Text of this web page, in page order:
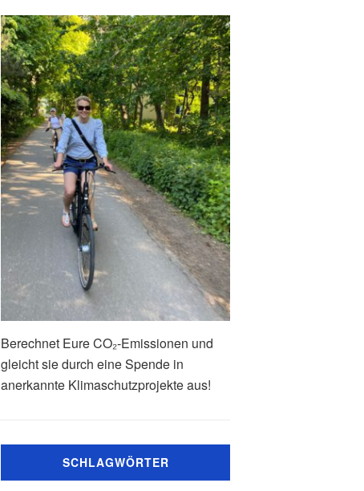
Berechnet Eure CO₂-Emissionen und
gleicht sie durch eine Spende in
anerkannte Klimaschutzprojekte aus!
SCHLAGWÖRTER